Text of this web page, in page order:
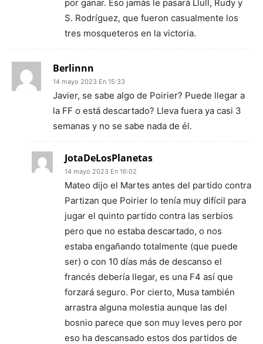
por ganar. Eso jamás le pasará Llull, Rudy y
S. Rodríguez, que fueron casualmente los
tres mosqueteros en la victoria.
Berlinnn
14 mayo 2023 En 15:33
Javier, se sabe algo de Poirier? Puede llegar a
la FF o está descartado? Lleva fuera ya casi 3
semanas y no se sabe nada de él.
JotaDeLosPlanetas
14 mayo 2023 En 16:02
Mateo dijo el Martes antes del partido contra
Partizan que Poirier lo tenía muy difícil para
jugar el quinto partido contra las serbios
pero que no estaba descartado, o nos
estaba engañando totalmente (que puede
ser) o con 10 días más de descanso el
francés debería llegar, es una F4 así que
forzará seguro. Por cierto, Musa también
arrastra alguna molestia aunque las del
bosnio parece que son muy leves pero por
eso ha descansado estos dos partidos de